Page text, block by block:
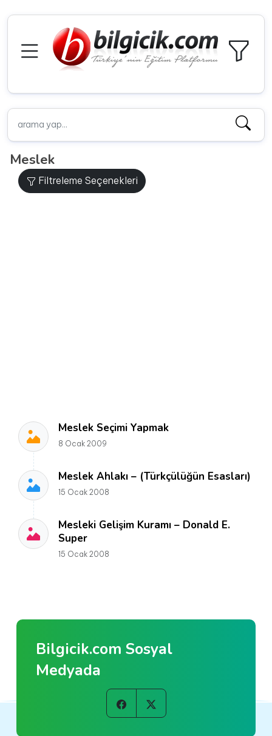
Meslek
Filtreleme Seçenekleri
Meslek Seçimi Yapmak
8 Ocak 2009
Meslek Ahlakı – (Türkçülüğün Esasları)
15 Ocak 2008
Mesleki Gelişim Kuramı – Donald E.
Super
15 Ocak 2008
Bilgicik.com Sosyal
Medyada